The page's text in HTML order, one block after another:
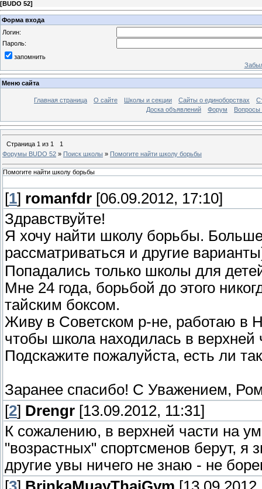
[BUDO 52]
Форма входа
Логин:
Пароль:
запомнить
Меню сайта
Главная страница О сайте Школы и секции Сайты о единоборствах
Доска объявлений
Форум Вопросы
Страница 1 из 1
1
Форумы BUDO 52 » Поиск школы » Помогите найти школу борьбы
Помогите найти школу борьбы
[1] romanfdr [06.09.2012, 17:10]
Здравствуйте!
Я хочу найти школу борьбы.
рассматриваться и другие
Попадались только школы для
Мне 24 года, борьбой до этого
тайским боксом.
Живу в Советском р-не, работаю в
чтобы школа находилась в верхней
Подскажите пожалуйста, есть ли
Заранее спасибо! С Уважением,
[2] Drengr [13.09.2012, 11:31]
К сожалению, в верхней части на
"возрастных" спортсменов берут,
другие увы ничего не знаю - не